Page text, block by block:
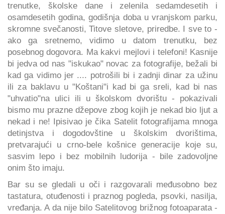
trenutke, školske dane i zelenila sedamdesetih i
osamdesetih godina, godišnja doba u vranjskom parku,
skromne svečanosti, Titove sletove, priredbe. I sve to -
ako ga sretnemo, vidimo u datom trenutku, bez
posebnog dogovora. Ma kakvi mejlovi i telefoni! Kasnije
bi jedva od nas "iskukao" novac za fotografije, bežali bi
kad ga vidimo jer .... potrošili bi i zadnji dinar za užinu
ili za baklavu u "Koštani"i kad bi ga sreli, kad bi nas
"uhvatio"na ulici ili u školskom dvorištu - pokazivali
bismo mu prazne džepove zbog kojih je nekad bio ljut a
nekad i ne! Ipisivao je čika Satelit fotografijama mnoga
detinjstva i dogodovštine u školskim dvorištima,
pretvarajući u crno-bele košnice generacije koje su,
sasvim lepo i bez mobilnih ludorija - bile zadovoljne
onim što imaju.
Bar su se gledali u oči i razgovarali međusobno bez
tastatura, otuđenosti i praznog pogleda, psovki, nasilja,
vređanja. A da nije bilo Satelitovog brižnog fotoaparata -